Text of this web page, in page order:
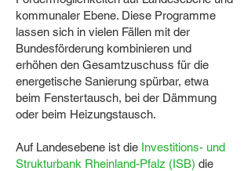
kommunaler Ebene. Diese Programme
lassen sich in vielen Fällen mit der
Bundesförderung kombinieren und
erhöhen den Gesamtzuschuss für die
energetische Sanierung spürbar, etwa
beim Fenstertausch, bei der Dämmung
oder beim Heizungstausch.
Auf Landesebene ist die Investitions- und
Strukturbank Rheinland-Pfalz (ISB) die